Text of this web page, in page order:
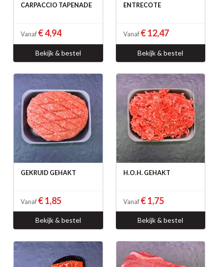
CARPACCIO TAPENADE
Vanaf € 4,94
Bekijk & bestel
ENTRECOTE
Vanaf € 12,47
Bekijk & bestel
GEKRUID GEHAKT
Vanaf € 1,85
Bekijk & bestel
H.O.H. GEHAKT
Vanaf € 1,75
Bekijk & bestel